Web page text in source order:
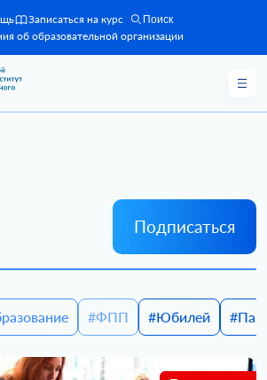
Записаться на курс Поиск
об образовательной организации
Подписаться
#ФПП #Юбилей